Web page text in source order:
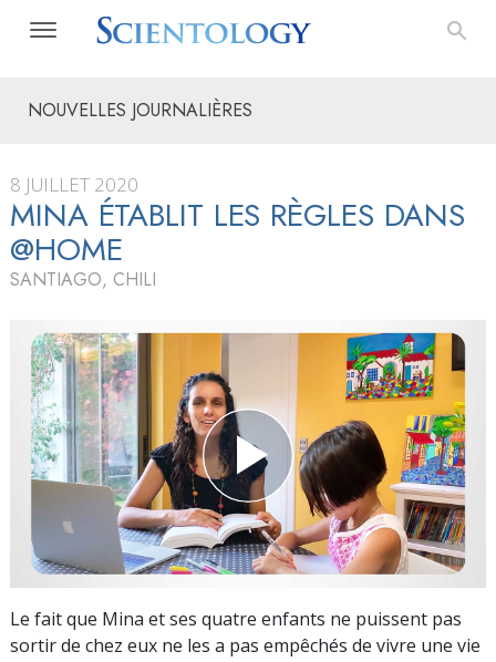
NOUVELLES JOURNALIÈRES
8 JUILLET 2020
MINA ÉTABLIT LES RÈGLES DANS
@HOME
SANTIAGO, CHILI
Le fait que Mina et ses quatre enfants ne puissent pas
sortir de chez eux ne les a pas empêchés de vivre une vie